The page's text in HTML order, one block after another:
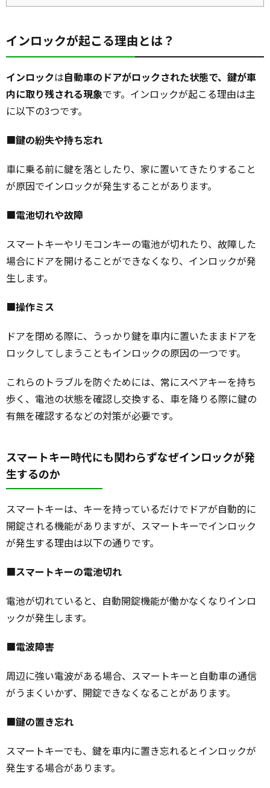
インロックが起こる理由とは？
インロックは自動車のドアがロックされた状態で、鍵が車
内に取り残される現象です。インロックが起こる理由は主
に以下の3つです。
■鍵の紛失や持ち忘れ
車に乗る前に鍵を落としたり、家に置いてきたりすること
が原因でインロックが発生することがあります。
■電池切れや故障
スマートキーやリモコンキーの電池が切れたり、故障した
場合にドアを開けることができなくなり、インロックが発
生します。
■操作ミス
ドアを閉める際に、うっかり鍵を車内に置いたままドアを
ロックしてしまうこともインロックの原因の一つです。
これらのトラブルを防ぐためには、常にスペアキーを持ち
歩く、電池の状態を確認し交換する、車を降りる際に鍵の
有無を確認するなどの対策が必要です。
スマートキー時代にも関わらずなぜインロックが発
生するのか
スマートキーは、キーを持っているだけでドアが自動的に
開錠される機能がありますが、スマートキーでインロック
が発生する理由は以下の通りです。
■スマートキーの電池切れ
電池が切れていると、自動開錠機能が働かなくなりインロ
ックが発生します。
■電波障害
周辺に強い電波がある場合、スマートキーと自動車の通信
がうまくいかず、開錠できなくなることがあります。
■鍵の置き忘れ
スマートキーでも、鍵を車内に置き忘れるとインロックが
発生する場合があります。